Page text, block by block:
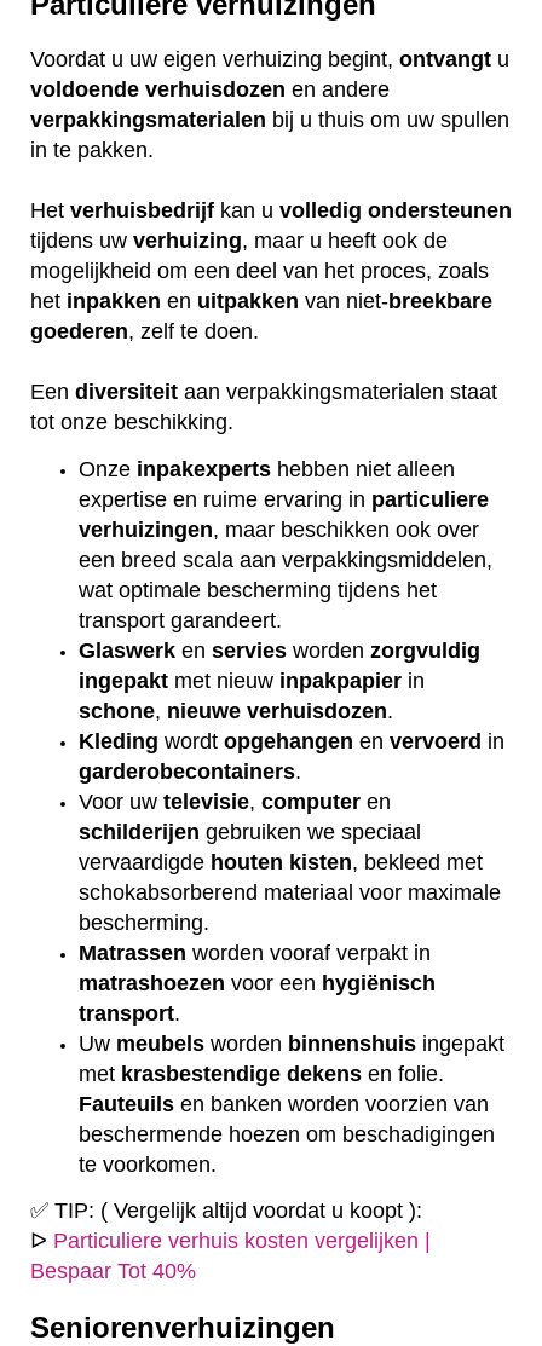
Voordat u uw eigen verhuizing begint, ontvangt u
voldoende verhuisdozen en andere
verpakkingsmaterialen bij u thuis om uw spullen
in te pakken.
Het verhuisbedrijf kan u volledig ondersteunen
tijdens uw verhuizing, maar u heeft ook de
mogelijkheid om een deel van het proces, zoals
het inpakken en uitpakken van niet-breekbare
goederen, zelf te doen.
Een diversiteit aan verpakkingsmaterialen staat
tot onze beschikking.
Onze inpakexperts hebben niet alleen
expertise en ruime ervaring in particuliere
verhuizingen, maar beschikken ook over
een breed scala aan verpakkingsmiddelen,
wat optimale bescherming tijdens het
transport garandeert.
Glaswerk en servies worden zorgvuldig
ingepakt met nieuw inpakpapier in
schone, nieuwe verhuisdozen.
Kleding wordt opgehangen en vervoerd in
garderobecontainers.
Voor uw televisie, computer en
schilderijen gebruiken we speciaal
vervaardigde houten kisten, bekleed met
schokabsorberend materiaal voor maximale
bescherming.
Matrassen worden vooraf verpakt in
matrashoezen voor een hygiënisch
transport.
Uw meubels worden binnenshuis ingepakt
met krasbestendige dekens en folie.
Fauteuils en banken worden voorzien van
beschermende hoezen om beschadigingen
te voorkomen.
✅ TIP: ( Vergelijk altijd voordat u koopt ):
ᐅ Particuliere verhuis kosten vergelijken |
Bespaar Tot 40%
Seniorenverhuizingen